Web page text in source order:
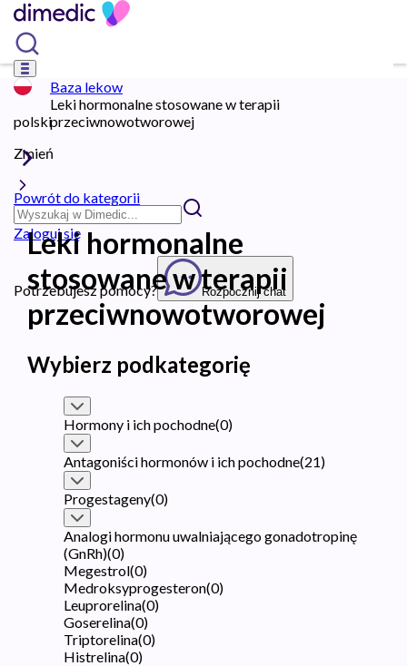
polski
Zmień
Zaloguj się
Potrzebujesz pomocy? Rozpocznij chat
Baza lekow
Leki hormonalne stosowane w terapii
przeciwnowotworowej
Powrót do kategorii
Leki hormonalne
stosowane w terapii
przeciwnowotworowej
Wybierz podkategorię
Hormony i ich pochodne(0)
Antagoniści hormonów i ich pochodne(21)
Progestageny(0)
Analogi hormonu uwalniającego gonadotropinę
(GnRh)(0)
Megestrol(0)
Medroksyprogesteron(0)
Leuprorelina(0)
Goserelina(0)
Triptorelina(0)
Histrelina(0)